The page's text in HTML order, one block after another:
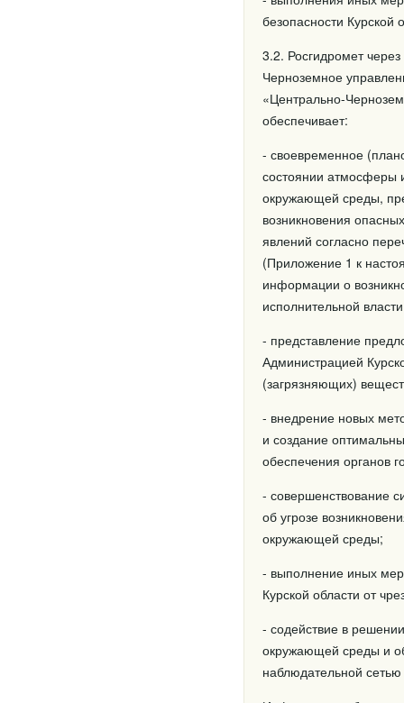
безопасности Курской
3.2. Росгидромет
Черноземное
«Центрально-
обеспечивает:
- своевременное
состоянии атмосферы
окружающей среды,
возникновения
явлений согласно
(Приложение 1 к
информации о
исполнительной
- представление
Администрацией
(загрязняющих)
- внедрение новых
и создание
обеспечения органов
- совершенствование
об угрозе
окружающей среды;
- выполнение иных
Курской области от
- содействие в
окружающей среды и
наблюдательной